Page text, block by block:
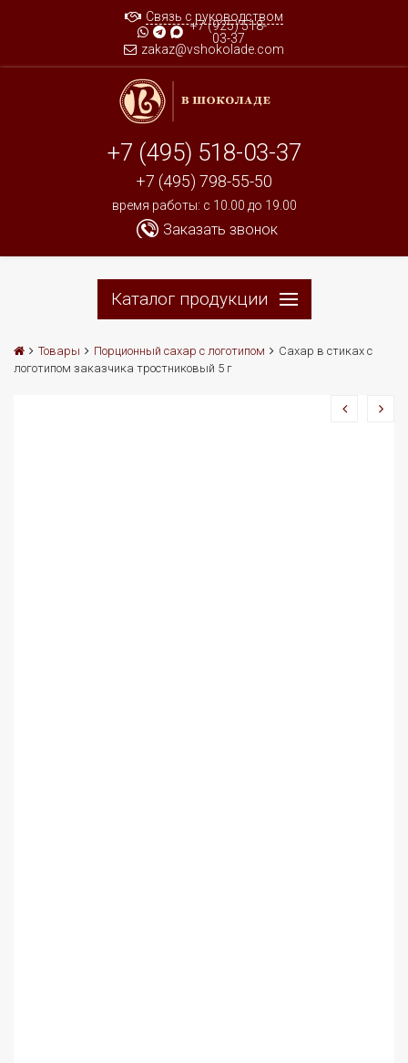
Связь с руководством
+7 (925) 518-
03-37
zakaz@vshokolade.com
+7 (495) 518-03-37
+7 (495) 798-55-50
время работы: c 10.00 до 19.00
Заказать звонок
Каталог продукции
Товары Порционный сахар с логотипом
Сахар в стиках с
логотипом заказчика тростниковый 5 г